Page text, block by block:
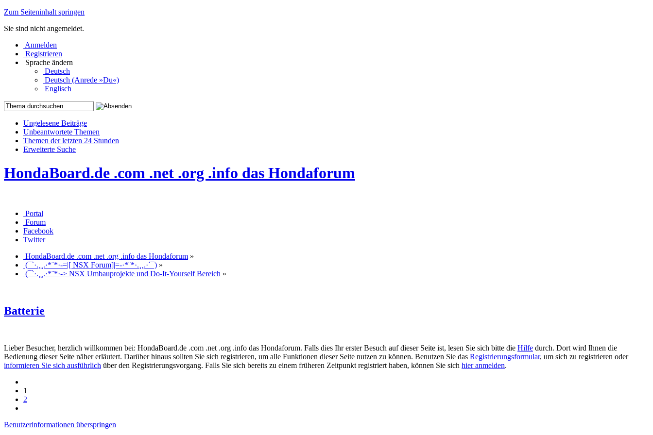
Zum Seiteninhalt springen
Sie sind nicht angemeldet.
Anmelden
Registrieren
Sprache ändern
Deutsch
Deutsch (Anrede »Du«)
Englisch
Ungelesene Beiträge
Unbeantwortete Themen
Themen der letzten 24 Stunden
Erweiterte Suche
HondaBoard.de .com .net .org .info das Hondaforum
Portal
Forum
Facebook
Twitter
HondaBoard.de .com .net .org .info das Hondaforum »
(¯`·.¸¸.·*¨*·-=|[ NSX Forum]|=-·*¨*·.¸¸.·´¯) »
(¯`·.¸¸.·*¨*·-> NSX Umbauprojekte und Do-It-Yourself Bereich »
Batterie
Lieber Besucher, herzlich willkommen bei: HondaBoard.de .com .net .org .info das Hondaforum. Falls dies Ihr erster Besuch auf dieser Seite ist, lesen Sie sich bitte die Hilfe durch. Dort wird Ihnen die
Bedienung dieser Seite näher erläutert. Darüber hinaus sollten Sie sich registrieren, um alle Funktionen dieser Seite nutzen zu können. Benutzen Sie das Registrierungsformular, um sich zu registrieren oder
informieren Sie sich ausführlich über den Registrierungsvorgang. Falls Sie sich bereits zu einem früheren Zeitpunkt registriert haben, können Sie sich hier anmelden.
1
2
Benutzerinformationen überspringen